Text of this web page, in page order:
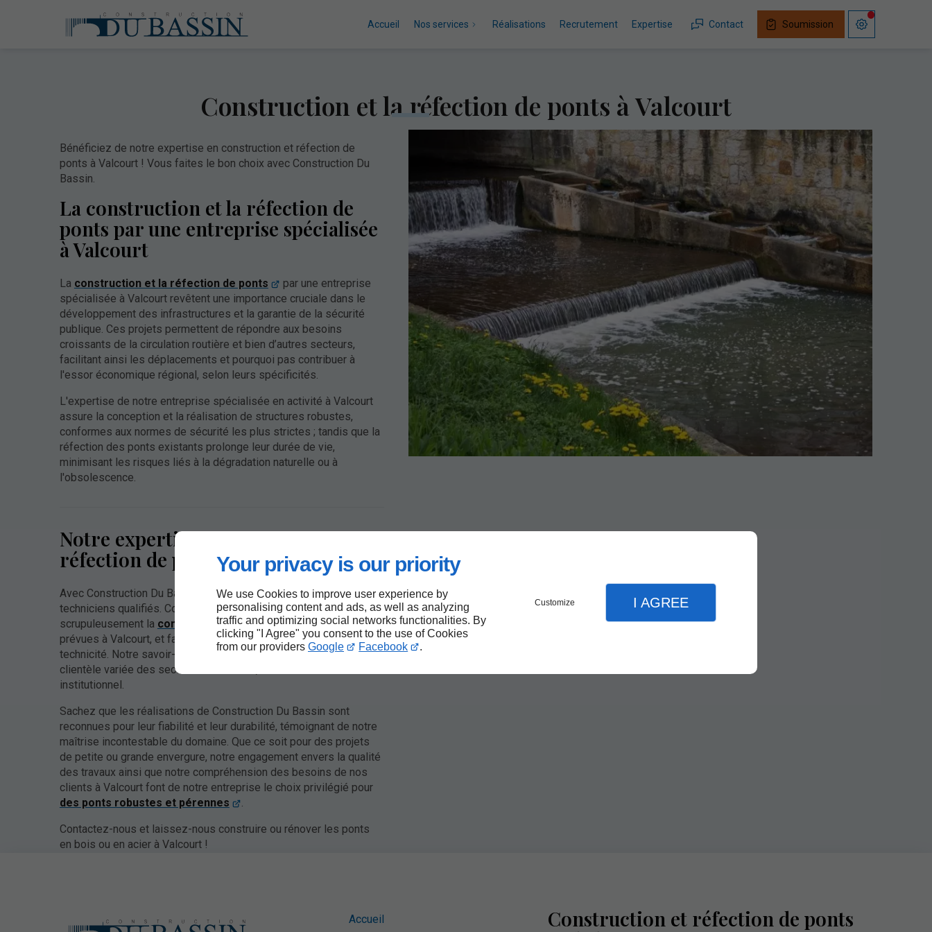
Your privacy is our priority
We use Cookies to improve user experience by
personalising content and ads, as well as analyzing
traffic and optimizing social networks functionalities. By
clicking "I Agree" you consent to the use of Cookies
from our providers Google Facebook .
Customize I AGREE
Accueil Nos services Réalisations Recrutement Expertise Contact Soumission
Construction et la réfection de ponts à Valcourt
Bénéficiez de notre expertise en construction et réfection de
ponts à Valcourt ! Vous faites le bon choix avec Construction Du
Bassin.
La construction et la réfection de
ponts par une entreprise spécialisée
à Valcourt
La construction et la réfection de ponts
par une entreprise
spécialisée à Valcourt revêtent une importance cruciale dans le
développement des infrastructures et la garantie de la sécurité
publique. Ces projets permettent de répondre aux besoins
croissants de la circulation routière et bien d’autres secteurs,
facilitant ainsi les déplacements et pourquoi pas contribuer à
l'essor économique régional, selon leurs spécificités.
L'expertise de notre entreprise spécialisée en activité à Valcourt
assure la conception et la réalisation de structures robustes,
conformes aux normes de sécurité les plus strictes ; tandis que la
réfection des ponts existants prolonge leur durée de vie,
minimisant les risques liés à la dégradation naturelle ou à
l'obsolescence.
Notre expertise en construction et
réfection de ponts à Valcourt
Avec Construction Du Bassin, vous avez à votre service des
techniciens qualifiés. Comptez sur nous pour étudier
scrupuleusement la construction et la réfection de ponts
prévues à Valcourt, et faire preuve de professionnalisme et de
technicité. Notre savoir-faire nous permet de travailler pour une
clientèle variée des secteurs résidentiel, commercial et
institutionnel.
Sachez que les réalisations de Construction Du Bassin sont
reconnues pour leur fiabilité et leur durabilité, témoignant de notre
maîtrise incontestable du domaine. Que ce soit pour des projets
de petite ou grande envergure, notre engagement envers la qualité
des travaux ainsi que notre compréhension des besoins de nos
clients à Valcourt font de notre entreprise le choix privilégié pour
des ponts robustes et pérennes
.
Contactez-nous et laissez-nous construire ou rénover les ponts
en bois ou en acier à Valcourt !
Accueil
Construction et réfection de ponts